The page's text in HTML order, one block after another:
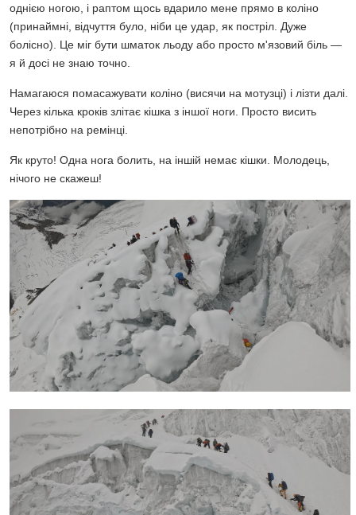
однією ногою, і раптом щось вдарило мене прямо в коліно
(принаймні, відчуття було, ніби це удар, як постріл. Дуже
болісно). Це міг бути шматок льоду або просто м'язовий біль —
я й досі не знаю точно.
Намагаюся помасажувати коліно (висячи на мотузці) і лізти далі.
Через кілька кроків злітає кішка з іншої ноги. Просто висить
непотрібно на ремінці.
Як круто! Одна нога болить, на іншій немає кішки. Молодець,
нічого не скажеш!